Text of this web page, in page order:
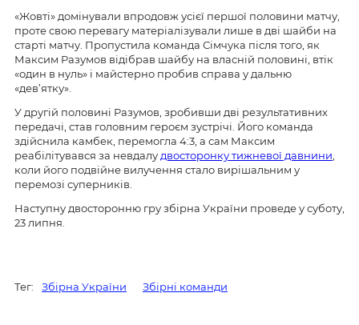
«Жовті» домінували впродовж усієї першої половини матчу,
проте свою перевагу матеріалізували лише в дві шайби на
старті матчу. Пропустила команда Сімчука після того, як
Максим Разумов відібрав шайбу на власній половині, втік
«один в нуль» і майстерно пробив справа у дальню
«дев’ятку».
У другій половині Разумов, зробивши дві результативних
передачі, став головним героєм зустрічі. Його команда
здійснила камбек, перемогла 4:3, а сам Максим
реабілітувався за невдалудвосторонку тижневої давнини,
коли його подвійне вилучення стало вирішальним у
перемозі суперників.
Наступну двосторонню гру збірна України проведе у суботу,
23 липня.
Тег: Збірна України Збірні команди